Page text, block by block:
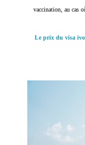
vaccination, au cas
Le prix du visa